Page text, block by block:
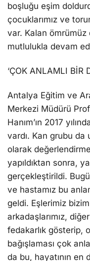
boşluğu eşim
çocuklarımız ve
var. Kalan ömrümüz
mutlulukla devam
‘ÇOK ANLAMLI BİR
Antalya Eğitim ve
Merkezi Müdürü
Hanım’ın 2017
vardı. Kan grubu da
olarak
yapıldıktan sonra,
gerçekleştirildi.
ve hastamız bu
geldi. Eşlerimiz
arkadaşlarımız,
fedakarlık gösterip,
bağışlaması çok
da bu, hayatının en